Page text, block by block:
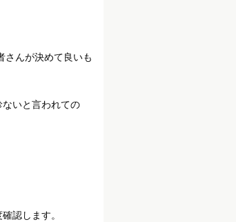
さんが決めて良いも
いと言われての
認します。